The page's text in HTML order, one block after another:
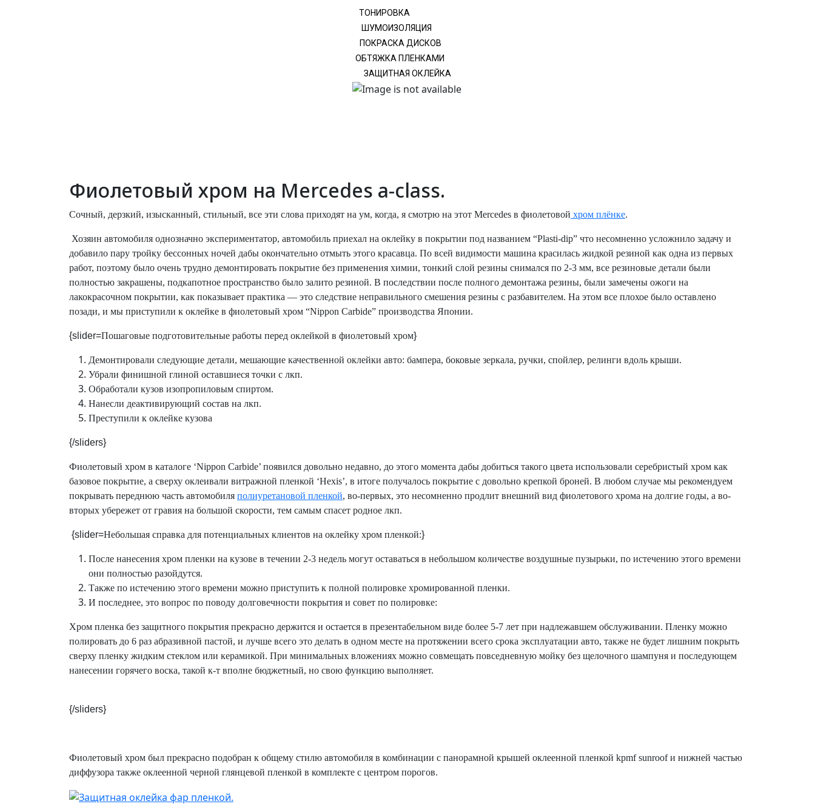
ТОНИРОВКА
ШУМОИЗОЛЯЦИЯ
ПОКРАСКА ДИСКОВ
ОБТЯЖКА ПЛЕНКАМИ
ЗАЩИТНАЯ ОКЛЕЙКА
Фиолетовый хром на Mercedes a-class.
Сочный, дерзкий, изысканный, стильный, все эти слова приходят на ум, когда, я смотрю на этот Mercedes в фиолетовой хром плёнке.
Хозяин автомобиля однозначно экспериментатор, автомобиль приехал на оклейку в покрытии под названием “Plasti-dip” что несомненно усложнило задачу и
добавило пару тройку бессонных ночей дабы окончательно отмыть этого красавца. По всей видимости машина красилась жидкой резиной как одна из первых
работ, поэтому было очень трудно демонтировать покрытие без применения химии, тонкий слой резины снимался по 2-3 мм, все резиновые детали были
полностью закрашены, подкапотное пространство было залито резиной. В последствии после полного демонтажа резины, были замечены ожоги на
лакокрасочном покрытии, как показывает практика — это следствие неправильного смешения резины с разбавителем. На этом все плохое было оставлено
позади, и мы приступили к оклейке в фиолетовый хром “Nippon Carbide” производства Японии.
{slider=Пошаговые подготовительные работы перед оклейкой в фиолетовый хром}
Демонтировали следующие детали, мешающие качественной оклейки авто: бампера, боковые зеркала, ручки, спойлер, релинги вдоль крыши.
Убрали финишной глиной оставшиеся точки с лкп.
Обработали кузов изопропиловым спиртом.
Нанесли деактивирующий состав на лкп.
Преступили к оклейке кузова
{/sliders}
Фиолетовый хром в каталоге ‘Nippon Carbide’ появился довольно недавно, до этого момента дабы добиться такого цвета использовали серебристый хром как
базовое покрытие, а сверху оклеивали витражной пленкой ‘Hexis’, в итоге получалось покрытие с довольно крепкой броней. В любом случае мы рекомендуем
покрывать переднюю часть автомобиля полиуретановой пленкой, во-первых, это несомненно продлит внешний вид фиолетового хрома на долгие годы, а во-
вторых убережет от гравия на большой скорости, тем самым спасет родное лкп.
{slider=Небольшая справка для потенциальных клиентов на оклейку хром пленкой:}
После нанесения хром пленки на кузове в течении 2-3 недель могут оставаться в небольшом количестве воздушные пузырьки, по истечению этого времени
они полностью разойдутся.
Также по истечению этого времени можно приступить к полной полировке хромированной пленки.
И последнее, это вопрос по поводу долговечности покрытия и совет по полировке:
Хром пленка без защитного покрытия прекрасно держится и остается в презентабельном виде более 5-7 лет при надлежавшем обслуживании. Пленку можно
полировать до 6 раз абразивной пастой, и лучше всего это делать в одном месте на протяжении всего срока эксплуатации авто, также не будет лишним покрыть
сверху пленку жидким стеклом или керамикой. При минимальных вложениях можно совмещать повседневную мойку без щелочного шампуня и последующем
нанесении горячего воска, такой к-т вполне бюджетный, но свою функцию выполняет.
{/sliders}
Фиолетовый хром был прекрасно подобран к общему стилю автомобиля в комбинации с панорамной крышей оклеенной пленкой kpmf sunroofи нижней частью
диффузора также оклеенной черной глянцевой пленкой в комплекте с центром порогов.